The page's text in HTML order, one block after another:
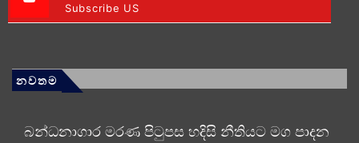
Subscribe US
නවතම
බන්ධනාගාර මරණ පිටුපස හදිසි නීතියට මග පාදන